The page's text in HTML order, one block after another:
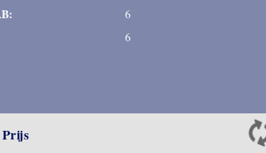
6
6
Prijs